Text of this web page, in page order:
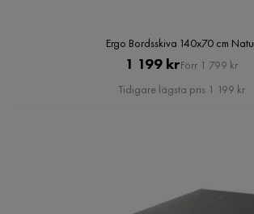
Ergo Bordsskiva 140x70 cm
Pris
1 199 krOriginal
Pris
Förr 1 799 kr
Tidigare lägsta pris 1 199 kr